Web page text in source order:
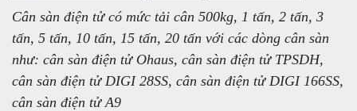
Cân sàn điện tử có mức tải cân 500kg, 1 tấn, 2 tấn, 3
tấn, 5 tấn, 10 tấn, 15 tấn, 20 tấn với các dòng cân sàn
như: cân sàn điện tử Ohaus, cân sàn điện tử TPSDH,
cân sàn điện tử DIGI 28SS, cân sàn điện tử DIGI 166SS,
cân sàn điện tử A9